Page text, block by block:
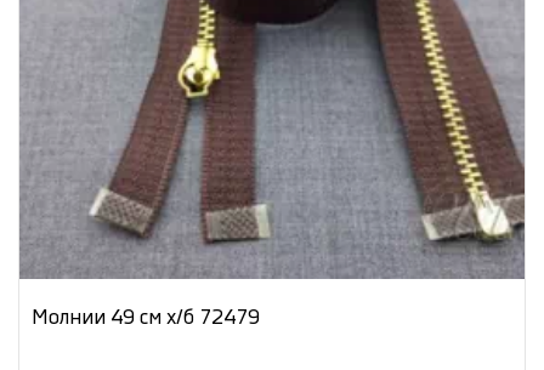
Молнии 49 см х/б 72479